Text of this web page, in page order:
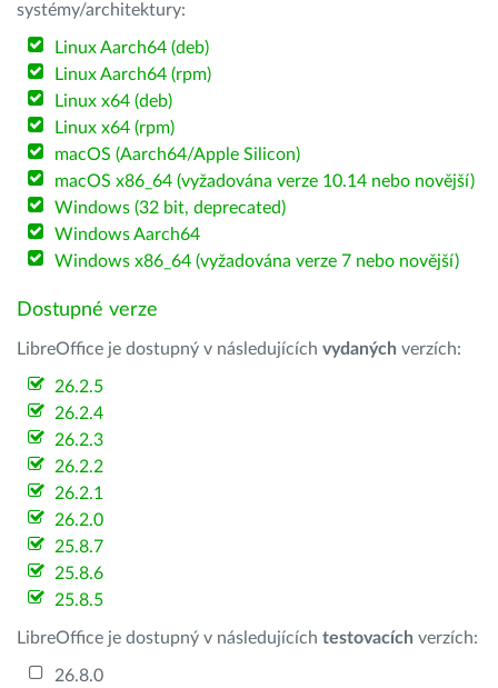
systémy/architektury:
Linux Aarch64 (deb)
Linux Aarch64 (rpm)
Linux x64 (deb)
Linux x64 (rpm)
macOS (Aarch64/Apple Silicon)
macOS x86_64 (vyžadována verze 10.14 nebo novější)
Windows (32 bit, deprecated)
Windows Aarch64
Windows x86_64 (vyžadována verze 7 nebo novější)
Dostupné verze
LibreOffice je dostupný v následujících vydaných verzích:
26.2.5
26.2.4
26.2.3
26.2.2
26.2.1
26.2.0
25.8.7
25.8.6
25.8.5
LibreOffice je dostupný v následujících testovacích verzích:
26.8.0